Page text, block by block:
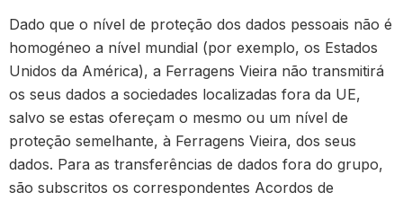
Dado que o nível de proteção dos dados pessoais não é
homogéneo a nível mundial (por exemplo, os Estados
Unidos da América), a Ferragens Vieira não transmitirá
os seus dados a sociedades localizadas fora da UE,
salvo se estas ofereçam o mesmo ou um nível de
proteção semelhante, à Ferragens Vieira, dos seus
dados. Para as transferências de dados fora do grupo,
são subscritos os correspondentes Acordos de